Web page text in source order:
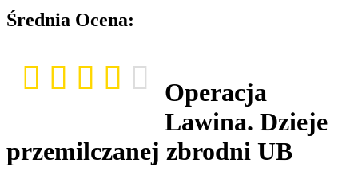
Średnia Ocena:
Operacja
Lawina. Dzieje
przemilczanej zbrodni UB